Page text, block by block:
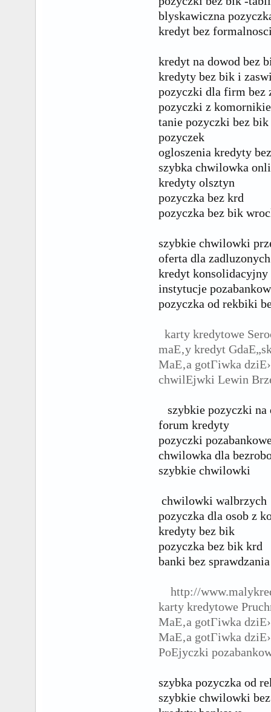
blyskawiczna
kredyt bez
kredyt na dowod bez
kredyty bez bik i
pozyczki dla firm bez
pozyczki z
tanie pozyczki bez bik
pozyczek
ogloszenia kredyty
szybka chwilowka
kredyty olsztyn
pozyczka bez krd
pozyczka bez bik
szybkie chwilowki
oferta dla zadluzonych
kredyt konsolidacyjny
instytucje
pozyczka od rekbiki
karty kredytowe
maЕ‚y kredyt
MaЕ‚a gotГіwka
chwilЕјwki Lewin
szybkie pozyczki na
forum kredyty
pozyczki
chwilowka dla
szybkie chwilowki
chwilowki walbrzych
pozyczka dla osob z
kredyty bez bik
pozyczka bez bik krd
banki bez
http://
karty kredytowe
MaЕ‚a gotГіwka
MaЕ‚a gotГіwka
PoЕјyczki
szybka pozyczka od
szybkie chwilowki